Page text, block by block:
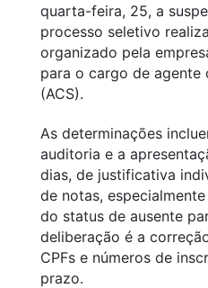
quarta-feira, 25, a
processo seletivo
organizado pela
para o cargo de agente
(ACS).
As determinações
auditoria e a
dias, de justificativa
de notas,
do status de ausente
deliberação é a
CPFs e números de
prazo.